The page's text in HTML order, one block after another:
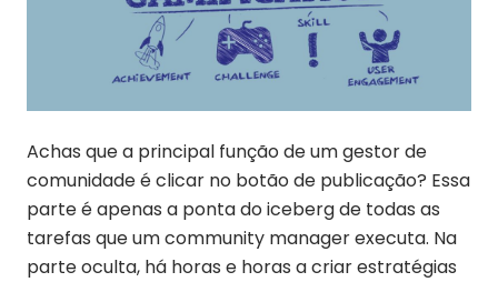
Achas que a principal função de um gestor de
comunidade é clicar no botão de publicação? Essa
parte é apenas a ponta do iceberg de todas as
tarefas que um community manager executa. Na
parte oculta, há horas e horas a criar estratégias